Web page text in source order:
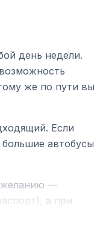
день недели.
же по пути вы
Если
автобусы
желанию —
а при
зарядка